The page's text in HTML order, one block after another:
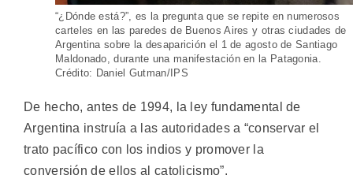
“¿Dónde está?”, es la pregunta que se repite en numerosos
carteles en las paredes de Buenos Aires y otras ciudades de
Argentina sobre la desaparición el 1 de agosto de Santiago
Maldonado, durante una manifestación en la Patagonia.
Crédito: Daniel Gutman/IPS
De hecho, antes de 1994, la ley fundamental de
Argentina instruía a las autoridades a “conservar el
trato pacífico con los indios y promover la
conversión de ellos al catolicismo”.